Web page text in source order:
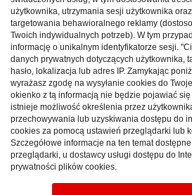
społeczną i kulturową historię
związanych z wyznaniem
wydawnictwo o
charakterze, oparte o
archiwalne w Niemczech,
Książka napisana jest w
Opracowaniem naukowym
Michał Targowski.
Reklama
użytkownika, utrzymania sesji użytkownika
targetowania behawioralnego reklamy
Twoich indywidualnych potrzeb). W tym
informację o unikalnym identyfikatorze sesji.
danych prywatnych dotyczących użytkownika,
hasło, lokalizacja lub adres IP. Zamykając
wyrażasz zgodę na wysyłanie cookies do
okienko z tą informacją nie będzie pojawiać
istnieje możliwość określenia przez
przechowywania lub uzyskiwania dostępu do
cookies za pomocą ustawień przeglądarki lub
Szczegółowe informacje na ten temat
przeglądarki, u dostawcy usługi dostępu do
prywatności plików cookies.